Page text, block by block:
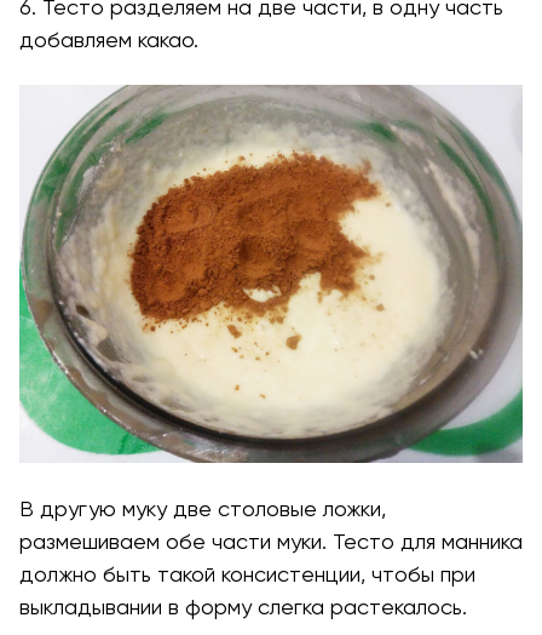
6. Тесто разделяем на две части, в одну часть
добавляем какао.
В другую муку две столовые ложки,
размешиваем обе части муки. Тесто для манника
должно быть такой консистенции, чтобы при
выкладывании в форму слегка растекалось.